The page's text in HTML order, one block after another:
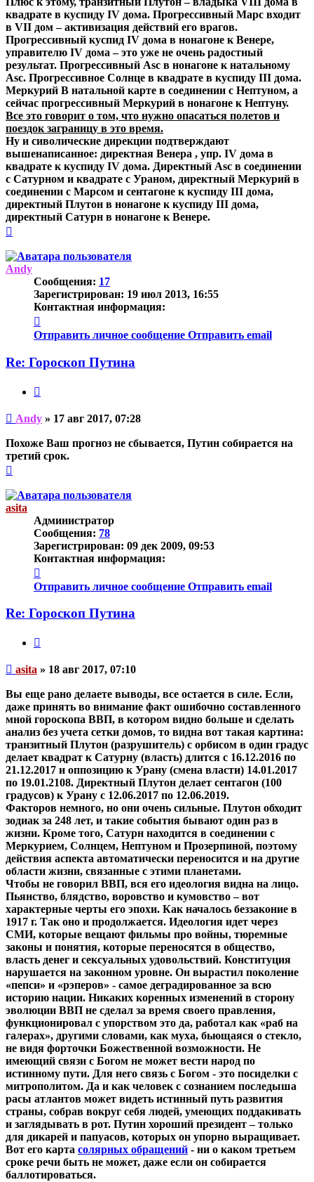
квадрате в куспиду IV дома. Прогрессивный Марс входит
в VII дом – активизация действий его врагов.
Прогрессивный куспид IV дома в нонагоне к Венере,
управителю IV дома – это уже не очень радостный
результат. Прогрессивный Asc в нонагоне к натальному
Asc. Прогрессивное Солнце в квадрате в куспиду III дома.
Меркурий В натальной карте в соединении с Нептуном, а
сейчас прогрессивный Меркурий в нонагоне к Нептуну.
Все это говорит о том, что нужно опасаться полетов и
поездок заграницу в это время.
Ну и сиволические дирекции подтверждают
вышенаписанное: директная Венера , упр. IV дома в
квадрате к куспиду IV дома. Директный Asc в соединении
с Сатурном и квадрате с Ураном, директный Меркурий в
соединении с Марсом и сентагоне к куспиду III дома,
директный Плутон в нонагоне к куспиду III дома,
директный Сатурн в нонагоне к Венере.
началу
Andy
Сообщения: 17
Зарегистрирован: 19 июл 2013, 16:55
Контактная информация:
информация
пользователя
Отправить личное сообщение Отправить email
Re: Гороскоп Путина
Непрочитанное
сообщение
Andy » 17 авг 2017, 07:28
Похоже Ваш прогноз не сбывается, Путин собирается на
третий срок.
началу
asita
Администратор
Сообщения: 78
Зарегистрирован: 09 дек 2009, 09:53
Контактная информация:
информация
пользователя
Отправить личное сообщение Отправить email
Re: Гороскоп Путина
Непрочитанное
asita » 18 авг 2017, 07:10
Вы еще рано делаете выводы, все остается в силе. Если,
даже принять во внимание факт ошибочно составленного
мной гороскопа ВВП, в котором видно больше и сделать
анализ без учета сетки домов, то видна вот такая картина:
транзитный Плутон (разрушитель) с орбисом в один градус
делает квадрат к Сатурну (власть) длится с 16.12.2016 по
21.12.2017 и оппозицию к Урану (смена власти) 14.01.2017
по 19.01.2108. Директный Плутон делает сентагон (100
градусов) к Урану с 12.06.2017 по 12.06.2019.
Факторов немного, но они очень сильные. Плутон обходит
зодиак за 248 лет, и такие события бывают один раз в
жизни. Кроме того, Сатурн находится в соединении с
Меркурием, Солнцем, Нептуном и Прозерпиной, поэтому
действия аспекта автоматически переносится и на другие
области жизни, связанные с этими планетами.
Чтобы не говорил ВВП, вся его идеология видна на лицо.
Пьянство, блядство, воровство и кумовство – вот
характерные черты его эпохи. Как началось беззаконие в
1917 г. Так оно и продолжается. Идеология идет через
СМИ, которые вещают фильмы про войны, тюремные
законы и понятия, которые переносятся в общество,
власть денег и сексуальных удовольствий. Конституция
нарушается на законном уровне. Он вырастил поколение
«пепси» и «рэперов» - самое деградированное за всю
историю нации. Никаких коренных изменений в сторону
эволюции ВВП не сделал за время своего правления,
функционировал с упорством это да, работал как «раб на
галерах», другими словами, как муха, бьющаяся о стекло,
не видя форточки Божественной возможности. Не
имеющий связи с Богом не может вести народ по
истинному пути. Для него связь с Богом - это посиделки с
митрополитом. Да и как человек с сознанием последыша
расы атлантов может видеть истинный путь развития
страны, собрав вокруг себя людей, умеющих поддакивать
и заглядывать в рот. Путин хороший президент – только
для дикарей и папуасов, которых он упорно выращивает.
Вот его карта солярных обращений - ни о каком третьем
сроке речи быть не может, даже если он собирается
баллотироваться.